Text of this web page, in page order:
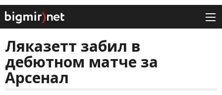
Ляказетт забил в
дебютном матче за
Арсенал